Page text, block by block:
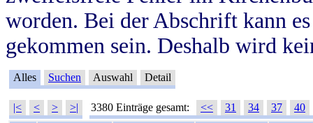
worden. Bei der Abschrift kann
gekommen sein. Deshalb wird
Alles Suchen Auswahl Detail
|< < > >| 3380 Einträge gesamt: << 31 34 37
40